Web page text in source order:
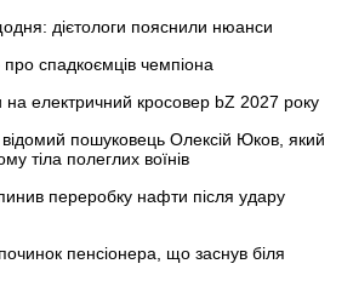
дієтологи пояснили нюанси
спадкоємців чемпіона
на електричний кросовер bZ 2027 року
пошуковець Олексій Юков, який
тіла полеглих воїнів
переробку нафти після удару
пенсіонера, що заснув біля